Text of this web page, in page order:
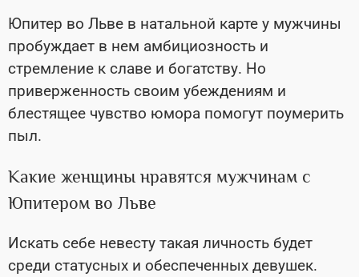
Юпитер во Льве в натальной карте у мужчины
пробуждает в нем амбициозность и
стремление к славе и богатству. Но
приверженность своим убеждениям и
блестящее чувство юмора помогут поумерить
пыл.
Какие женщины нравятся мужчинам с
Юпитером во Льве
Искать себе невесту такая личность будет
среди статусных и обеспеченных девушек.